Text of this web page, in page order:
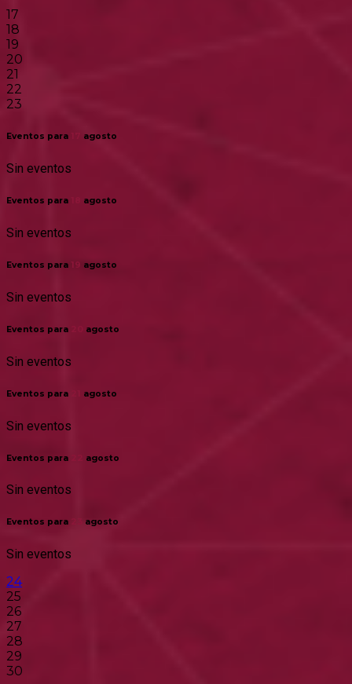
17
18
19
20
21
22
23
Eventos para agosto
Sin eventos
Eventos para agosto
Sin eventos
Eventos para 19 agosto
Sin eventos
Eventos para agosto
Sin eventos
Eventos para agosto
Sin eventos
Eventos para agosto
Sin eventos
Eventos para agosto
Sin eventos
24
25
26
27
28
29
30